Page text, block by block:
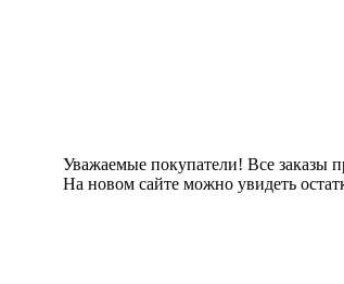
Уважаемые покупатели! Все заказы
На новом сайте можно увидеть